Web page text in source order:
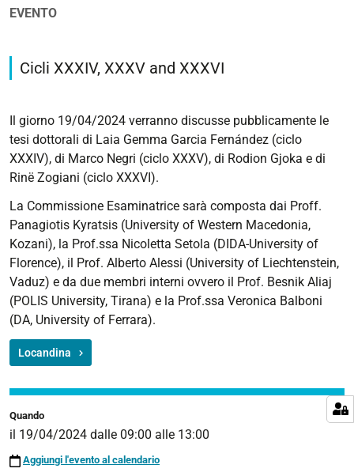
EVENTO
architettura/eventi/2024/esame-
finale-
dottorato-
internazionale-
in-
architettura-
pianificazione-
urbana-
idaup
Esame
Finale
del
Dottorato
Internazionale
in
Architettura
Pianificazione
Urbana
(IDAUP)
Cicli XXXIV, XXXV and XXXVI
Quando
il 19/04/2024 dalle 09:00 alle 13:00
Aggiungi l'evento al calendario
Il giorno 19/04/2024 verranno discusse pubblicamente le
tesi dottorali di Laia Gemma Garcia Fernández (ciclo
XXXIV), di Marco Negri (ciclo XXXV), di Rodion Gjoka e di
Rinë Zogiani (ciclo XXXVI).
La Commissione Esaminatrice sarà composta dai Proff.
Panagiotis Kyratsis (University of Western Macedonia,
Kozani), la Prof.ssa Nicoletta Setola (DIDA-University of
Florence), il Prof. Alberto Alessi (University of Liechtenstein,
Vaduz) e da due membri interni ovvero il Prof. Besnik Aliaj
(POLIS University, Tirana) e la Prof.ssa Veronica Balboni
(DA, University of Ferrara).
Locandina